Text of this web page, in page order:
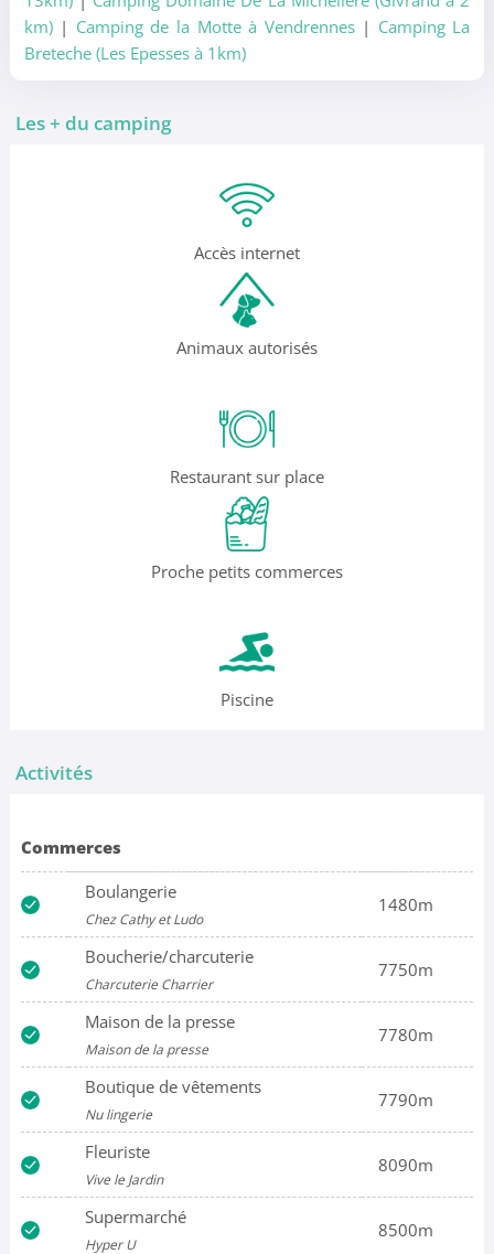
km)| Camping de la Motte à Vendrennes| Camping La
Breteche (Les Epesses à 1km)
Les + du camping
Accès internet
Animaux autorisés
Restaurant sur place
Proche petits commerces
Piscine
Activités
Commerces
Boulangerie
Chez Cathy et Ludo
1480m
Boucherie/charcuterie
Charcuterie Charrier
7750m
Maison de la presse
Maison de la presse
7780m
Boutique de vêtements
Nu lingerie
7790m
Fleuriste
Vive le Jardin
8090m
Supermarché
Hyper U
8500m